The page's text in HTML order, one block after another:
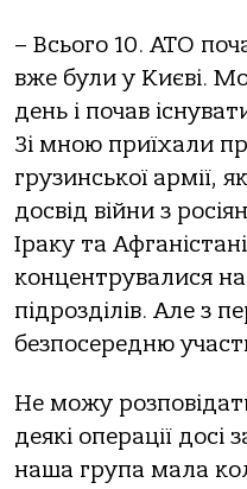
– Всього 10. АТО
вже були у Києві.
день і почав
Зі мною приїхали
грузинської армії,
досвід війни з
Іраку та
концентрувалися
підрозділів. Але з
безпосередню
Не можу
деякі операції досі
наша група мала